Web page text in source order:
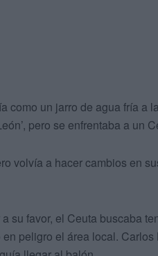
como un jarro de agua fría a
pero se enfrentaba a un
volvía a hacer cambios en
su favor, el Ceuta buscaba
peligro el área local.